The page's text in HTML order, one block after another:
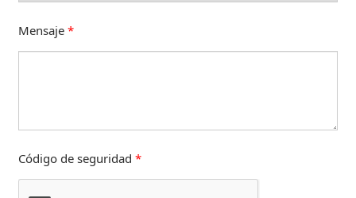
Mensaje *
Código de seguridad *